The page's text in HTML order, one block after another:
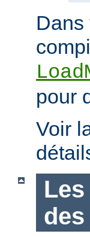
Dans
pour
Voir
des